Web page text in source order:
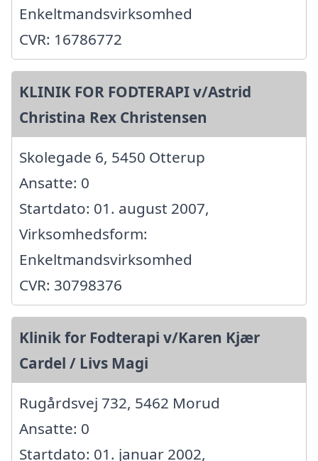
Enkeltmandsvirksomhed
CVR: 16786772
KLINIK FOR FODTERAPI v/Astrid
Christina Rex Christensen
Skolegade 6, 5450 Otterup
Ansatte: 0
Startdato: 01. august 2007,
Virksomhedsform:
Enkeltmandsvirksomhed
CVR: 30798376
Klinik for Fodterapi v/Karen Kjær
Cardel / Livs Magi
Rugårdsvej 732, 5462 Morud
Ansatte: 0
Startdato: 01. januar 2002,